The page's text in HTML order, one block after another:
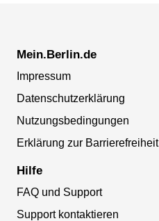
Mein.Berlin.de
Impressum
Datenschutzerklärung
Nutzungsbedingungen
Erklärung zur Barrierefreiheit
Hilfe
FAQ und Support
Support kontaktieren